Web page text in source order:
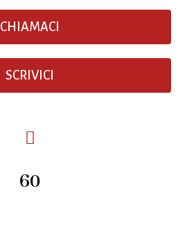
CHIAMACI
SCRIVICI
60